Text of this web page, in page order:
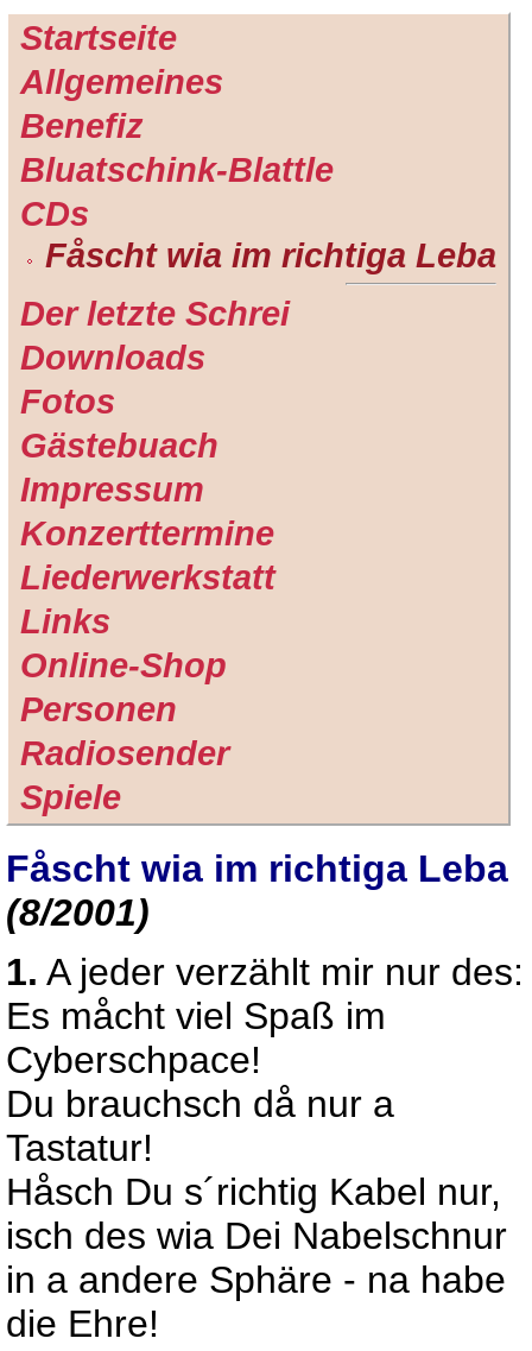
Startseite
Allgemeines
Benefiz
Bluatschink-Blattle
CDs
Fåscht wia im richtiga Leba
Der letzte Schrei
Downloads
Fotos
Gästebuach
Impressum
Konzerttermine
Liederwerkstatt
Links
Online-Shop
Personen
Radiosender
Spiele
Fåscht wia im richtiga Leba
(8/2001)
1. A jeder verzählt mir nur des:
Es måcht viel Spaß im
Cyberschpace!
Du brauchsch då nur a
Tastatur!
Håsch Du s´richtig Kabel nur,
isch des wia Dei Nabelschnur
in a andere Sphäre - na habe
die Ehre!